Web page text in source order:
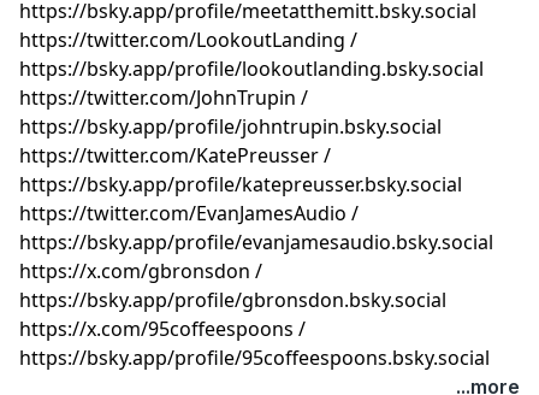
⁠⁠⁠⁠⁠⁠⁠⁠⁠⁠⁠⁠⁠⁠⁠⁠⁠⁠⁠⁠⁠⁠⁠⁠⁠⁠⁠⁠⁠⁠⁠⁠⁠⁠⁠⁠⁠⁠⁠⁠⁠⁠⁠⁠⁠⁠⁠⁠⁠⁠⁠⁠⁠⁠⁠⁠⁠⁠⁠⁠⁠⁠⁠⁠⁠⁠⁠⁠⁠⁠⁠⁠⁠⁠⁠⁠⁠⁠⁠⁠⁠⁠⁠⁠⁠⁠⁠⁠⁠⁠⁠⁠⁠⁠⁠⁠⁠⁠⁠⁠https://bsky.app/profile/meetatthemitt.bsky.social⁠⁠⁠⁠⁠⁠⁠⁠⁠⁠⁠⁠⁠⁠⁠⁠⁠⁠⁠⁠⁠⁠⁠⁠⁠⁠⁠⁠⁠⁠⁠⁠⁠⁠⁠⁠⁠⁠⁠⁠⁠⁠⁠⁠⁠⁠⁠⁠⁠⁠⁠⁠⁠⁠⁠⁠⁠⁠⁠⁠⁠⁠⁠⁠⁠⁠⁠⁠⁠⁠⁠⁠⁠⁠⁠⁠⁠⁠⁠⁠⁠⁠⁠⁠⁠⁠⁠⁠⁠⁠⁠⁠⁠⁠⁠⁠⁠⁠⁠⁠
⁠⁠⁠⁠⁠⁠⁠⁠⁠⁠⁠⁠⁠⁠⁠⁠⁠⁠⁠⁠⁠⁠⁠⁠⁠⁠⁠⁠⁠⁠⁠⁠⁠⁠⁠⁠⁠⁠⁠⁠⁠⁠⁠⁠⁠⁠⁠⁠⁠⁠⁠⁠⁠⁠⁠⁠⁠⁠⁠⁠⁠⁠⁠⁠⁠⁠⁠⁠⁠⁠⁠⁠⁠⁠⁠⁠⁠⁠⁠⁠⁠⁠⁠⁠⁠⁠⁠⁠⁠⁠⁠⁠⁠⁠⁠⁠⁠⁠⁠⁠https://twitter.com/LookoutLanding⁠⁠⁠⁠⁠⁠⁠⁠⁠⁠⁠⁠⁠⁠⁠⁠⁠⁠⁠⁠⁠⁠⁠⁠⁠⁠⁠⁠⁠⁠⁠⁠⁠⁠⁠⁠⁠⁠⁠⁠⁠⁠⁠⁠⁠⁠⁠⁠⁠⁠⁠⁠⁠⁠⁠⁠⁠⁠⁠⁠⁠⁠⁠⁠⁠⁠⁠⁠⁠⁠⁠⁠⁠⁠⁠⁠⁠⁠⁠⁠⁠⁠⁠⁠⁠⁠⁠⁠⁠⁠⁠⁠⁠⁠⁠⁠⁠⁠⁠⁠ /
⁠⁠⁠⁠⁠⁠⁠⁠⁠⁠⁠⁠⁠⁠⁠⁠⁠⁠⁠⁠⁠⁠⁠⁠⁠⁠⁠⁠⁠⁠⁠⁠⁠⁠⁠⁠⁠⁠⁠⁠⁠⁠⁠⁠⁠⁠⁠⁠⁠⁠⁠⁠⁠⁠⁠⁠⁠⁠⁠⁠⁠⁠⁠⁠⁠⁠⁠⁠⁠⁠⁠⁠⁠⁠⁠⁠⁠⁠⁠⁠⁠⁠⁠⁠⁠⁠⁠⁠⁠⁠⁠⁠⁠⁠⁠⁠⁠⁠⁠⁠https://bsky.app/profile/lookoutlanding.bsky.social⁠⁠⁠⁠⁠⁠⁠⁠⁠⁠⁠⁠⁠⁠⁠⁠⁠⁠⁠⁠⁠⁠⁠⁠⁠⁠⁠⁠⁠⁠⁠⁠⁠⁠⁠⁠⁠⁠⁠⁠⁠⁠⁠⁠⁠⁠⁠⁠⁠⁠⁠⁠⁠⁠⁠⁠⁠⁠⁠⁠⁠⁠⁠⁠⁠⁠⁠⁠⁠⁠⁠⁠⁠⁠⁠⁠⁠⁠⁠⁠⁠⁠⁠⁠⁠⁠⁠⁠⁠⁠⁠⁠⁠⁠⁠⁠⁠⁠⁠⁠
⁠⁠⁠⁠⁠⁠⁠⁠⁠⁠⁠⁠⁠⁠⁠⁠⁠⁠⁠⁠⁠⁠⁠⁠⁠⁠⁠⁠⁠⁠⁠⁠⁠⁠⁠⁠⁠⁠⁠⁠⁠⁠⁠⁠⁠⁠⁠⁠⁠⁠⁠⁠⁠⁠⁠⁠⁠⁠⁠⁠⁠⁠⁠⁠⁠⁠⁠⁠⁠⁠⁠⁠⁠⁠⁠⁠⁠⁠⁠⁠⁠⁠⁠⁠⁠⁠⁠⁠⁠⁠⁠⁠⁠⁠⁠⁠⁠⁠⁠⁠https://twitter.com/JohnTrupin⁠⁠⁠⁠⁠⁠⁠⁠⁠⁠⁠⁠⁠⁠⁠⁠⁠⁠⁠⁠⁠⁠⁠⁠⁠⁠⁠⁠⁠⁠⁠⁠⁠⁠⁠⁠⁠⁠⁠⁠⁠⁠⁠⁠⁠⁠⁠⁠⁠⁠⁠⁠⁠⁠⁠⁠⁠⁠⁠⁠⁠⁠⁠⁠⁠⁠⁠⁠⁠⁠⁠⁠⁠⁠⁠⁠⁠⁠⁠⁠⁠⁠⁠⁠⁠⁠⁠⁠⁠⁠⁠⁠⁠⁠⁠⁠⁠⁠⁠⁠ /
⁠⁠⁠⁠⁠⁠⁠⁠⁠⁠⁠⁠⁠⁠⁠⁠⁠⁠⁠⁠⁠⁠⁠⁠⁠⁠⁠⁠⁠⁠⁠⁠⁠⁠⁠⁠⁠⁠⁠⁠⁠⁠⁠⁠⁠⁠⁠⁠⁠⁠⁠⁠⁠⁠⁠⁠⁠⁠⁠⁠⁠⁠⁠⁠⁠⁠⁠⁠⁠⁠⁠⁠⁠⁠⁠⁠⁠⁠⁠⁠⁠⁠⁠⁠⁠⁠⁠⁠⁠⁠⁠⁠⁠⁠⁠⁠⁠⁠⁠⁠https://bsky.app/profile/johntrupin.bsky.social⁠⁠⁠⁠⁠⁠⁠⁠⁠⁠⁠⁠⁠⁠⁠⁠⁠⁠⁠⁠⁠⁠⁠⁠⁠⁠⁠⁠⁠⁠⁠⁠⁠⁠⁠⁠⁠⁠⁠⁠⁠⁠⁠⁠⁠⁠⁠⁠⁠⁠⁠⁠⁠⁠⁠⁠⁠⁠⁠⁠⁠⁠⁠⁠⁠⁠⁠⁠⁠⁠⁠⁠⁠⁠⁠⁠⁠⁠⁠⁠⁠⁠⁠⁠⁠⁠⁠⁠⁠⁠⁠⁠⁠⁠⁠⁠⁠⁠⁠⁠
⁠⁠⁠⁠⁠⁠⁠⁠⁠⁠⁠⁠⁠⁠⁠⁠⁠⁠⁠⁠⁠⁠⁠⁠⁠⁠⁠⁠⁠⁠⁠⁠⁠⁠⁠⁠⁠⁠⁠⁠⁠⁠⁠⁠⁠⁠⁠⁠⁠⁠⁠⁠⁠⁠⁠⁠⁠⁠⁠⁠⁠⁠⁠⁠⁠⁠⁠⁠⁠⁠⁠⁠⁠⁠⁠⁠⁠⁠⁠⁠⁠⁠⁠⁠⁠⁠⁠⁠⁠⁠⁠⁠⁠⁠⁠⁠⁠⁠⁠⁠https://twitter.com/KatePreusser⁠⁠⁠⁠⁠⁠⁠⁠⁠⁠⁠⁠⁠⁠⁠⁠⁠⁠⁠⁠⁠⁠⁠⁠⁠⁠⁠⁠⁠⁠⁠⁠⁠⁠⁠⁠⁠⁠⁠⁠⁠⁠⁠⁠⁠⁠⁠⁠⁠⁠⁠⁠⁠⁠⁠⁠⁠⁠⁠⁠⁠⁠⁠⁠⁠⁠⁠⁠⁠⁠⁠⁠⁠⁠⁠⁠⁠⁠⁠⁠⁠⁠⁠⁠⁠⁠⁠⁠⁠⁠⁠⁠⁠⁠⁠⁠⁠⁠⁠⁠/
⁠⁠⁠⁠⁠⁠⁠⁠⁠⁠⁠⁠⁠⁠⁠⁠⁠⁠⁠⁠⁠⁠⁠⁠⁠⁠⁠⁠⁠⁠⁠⁠⁠⁠⁠⁠⁠⁠⁠⁠⁠⁠⁠⁠⁠⁠⁠⁠⁠⁠⁠⁠⁠⁠⁠⁠⁠⁠⁠⁠⁠⁠⁠⁠⁠⁠⁠⁠⁠⁠⁠⁠⁠⁠⁠⁠⁠⁠⁠⁠⁠⁠⁠⁠⁠⁠⁠⁠⁠⁠⁠⁠⁠⁠⁠⁠⁠⁠⁠⁠https://bsky.app/profile/katepreusser.bsky.social⁠⁠⁠⁠⁠⁠⁠⁠⁠⁠⁠⁠⁠⁠⁠⁠⁠⁠⁠⁠⁠⁠⁠⁠⁠⁠⁠⁠⁠⁠⁠⁠⁠⁠⁠⁠⁠⁠⁠⁠⁠⁠⁠⁠⁠⁠⁠⁠⁠⁠⁠⁠⁠⁠⁠⁠⁠⁠⁠⁠⁠⁠⁠⁠⁠⁠⁠⁠⁠⁠⁠⁠⁠⁠⁠⁠⁠⁠⁠⁠⁠⁠⁠⁠⁠⁠⁠⁠⁠⁠⁠⁠⁠⁠⁠⁠⁠⁠⁠⁠
⁠⁠⁠⁠⁠⁠⁠⁠⁠⁠⁠⁠⁠⁠⁠⁠⁠⁠⁠⁠⁠⁠⁠⁠⁠⁠⁠⁠⁠⁠⁠⁠⁠⁠⁠⁠⁠⁠⁠⁠⁠⁠⁠⁠⁠⁠⁠⁠⁠⁠⁠⁠⁠⁠⁠⁠⁠⁠⁠⁠⁠⁠⁠⁠⁠⁠⁠⁠⁠⁠⁠⁠⁠⁠⁠⁠⁠⁠⁠⁠⁠⁠⁠⁠⁠⁠⁠⁠⁠⁠⁠⁠⁠⁠⁠⁠⁠⁠⁠⁠https://twitter.com/EvanJamesAudio⁠⁠⁠⁠⁠⁠⁠⁠⁠⁠⁠⁠⁠⁠⁠⁠⁠⁠⁠⁠⁠⁠⁠⁠⁠⁠⁠⁠⁠⁠⁠⁠⁠⁠⁠⁠⁠⁠⁠⁠⁠⁠⁠⁠⁠⁠⁠⁠⁠⁠⁠⁠⁠⁠⁠⁠⁠⁠⁠⁠⁠⁠⁠⁠⁠⁠⁠⁠⁠⁠⁠⁠⁠⁠⁠⁠⁠⁠⁠⁠⁠⁠⁠⁠⁠⁠⁠⁠⁠⁠⁠⁠⁠⁠⁠⁠⁠⁠⁠⁠ /
⁠⁠⁠⁠⁠⁠⁠⁠⁠⁠⁠⁠⁠⁠⁠⁠⁠⁠⁠⁠⁠⁠⁠⁠⁠⁠⁠⁠⁠⁠⁠⁠⁠⁠⁠⁠⁠⁠⁠⁠⁠⁠⁠⁠⁠⁠⁠⁠⁠⁠⁠⁠⁠⁠⁠⁠⁠⁠⁠⁠⁠⁠⁠⁠⁠⁠⁠⁠⁠⁠⁠⁠⁠⁠⁠⁠⁠⁠⁠⁠⁠⁠⁠⁠⁠⁠⁠⁠⁠⁠⁠⁠⁠⁠⁠⁠⁠⁠⁠⁠https://bsky.app/profile/evanjamesaudio.bsky.social⁠⁠⁠⁠⁠⁠⁠⁠⁠⁠⁠⁠⁠⁠⁠⁠⁠⁠⁠⁠⁠⁠⁠⁠⁠⁠⁠⁠⁠⁠⁠⁠⁠⁠⁠⁠⁠⁠⁠⁠⁠⁠⁠⁠⁠⁠⁠⁠⁠⁠⁠⁠⁠⁠⁠⁠⁠⁠⁠⁠⁠⁠⁠⁠⁠⁠⁠⁠⁠⁠⁠⁠⁠⁠⁠⁠⁠⁠⁠⁠⁠⁠⁠⁠⁠⁠⁠⁠⁠⁠⁠⁠⁠⁠⁠⁠⁠⁠⁠⁠
⁠⁠⁠⁠⁠⁠⁠⁠⁠⁠⁠⁠⁠⁠⁠⁠⁠⁠⁠⁠⁠⁠⁠⁠⁠⁠⁠⁠⁠⁠⁠⁠⁠⁠⁠⁠⁠⁠⁠⁠⁠⁠⁠⁠⁠⁠⁠⁠⁠⁠⁠⁠⁠⁠⁠⁠⁠⁠⁠⁠⁠⁠⁠⁠⁠⁠⁠⁠⁠⁠⁠⁠⁠⁠⁠⁠⁠⁠⁠⁠⁠⁠⁠⁠⁠⁠⁠⁠⁠⁠⁠⁠⁠⁠⁠⁠⁠⁠⁠⁠https://x.com/gbronsdon⁠⁠⁠⁠⁠⁠⁠⁠⁠⁠⁠⁠⁠⁠⁠⁠⁠⁠⁠⁠⁠⁠⁠⁠⁠⁠⁠⁠⁠⁠⁠⁠⁠⁠⁠⁠⁠⁠⁠⁠⁠⁠⁠⁠⁠⁠⁠⁠⁠⁠⁠⁠⁠⁠⁠⁠⁠⁠⁠⁠⁠⁠⁠⁠⁠⁠⁠⁠⁠⁠⁠⁠⁠⁠⁠⁠⁠⁠⁠⁠⁠⁠⁠⁠⁠⁠⁠⁠⁠⁠⁠⁠⁠⁠⁠⁠⁠⁠⁠⁠ /
⁠⁠⁠⁠⁠⁠⁠⁠⁠⁠⁠⁠⁠⁠⁠⁠⁠⁠⁠⁠⁠⁠⁠⁠⁠⁠⁠⁠⁠⁠⁠⁠⁠⁠⁠⁠⁠⁠⁠⁠⁠⁠⁠⁠⁠⁠⁠⁠⁠⁠⁠⁠⁠⁠⁠⁠⁠⁠⁠⁠⁠⁠⁠⁠⁠⁠⁠⁠⁠⁠⁠⁠⁠⁠⁠⁠⁠⁠⁠⁠⁠⁠⁠⁠⁠⁠⁠⁠⁠⁠⁠⁠⁠⁠⁠⁠⁠⁠⁠⁠https://bsky.app/profile/gbronsdon.bsky.social⁠⁠⁠⁠⁠⁠⁠⁠⁠⁠⁠⁠⁠⁠⁠⁠⁠⁠⁠⁠⁠⁠⁠⁠⁠⁠⁠⁠⁠⁠⁠⁠⁠⁠⁠⁠⁠⁠⁠⁠⁠⁠⁠⁠⁠⁠⁠⁠⁠⁠⁠⁠⁠⁠⁠⁠⁠⁠⁠⁠⁠⁠⁠⁠⁠⁠⁠⁠⁠⁠⁠⁠⁠⁠⁠⁠⁠⁠⁠⁠⁠⁠⁠⁠⁠⁠⁠⁠⁠⁠⁠⁠⁠⁠⁠⁠⁠⁠⁠⁠
⁠⁠⁠⁠⁠⁠⁠⁠⁠⁠⁠⁠⁠⁠⁠⁠⁠⁠⁠⁠⁠⁠⁠⁠⁠⁠⁠⁠⁠⁠⁠⁠⁠⁠⁠⁠⁠⁠⁠⁠⁠⁠⁠⁠⁠⁠⁠⁠⁠⁠⁠⁠⁠⁠⁠⁠⁠⁠⁠⁠⁠⁠⁠⁠⁠⁠⁠⁠⁠⁠⁠⁠⁠⁠⁠⁠⁠⁠⁠⁠⁠⁠⁠⁠⁠⁠⁠⁠⁠⁠⁠⁠⁠⁠⁠⁠⁠⁠⁠⁠https://x.com/95coffeespoons⁠⁠⁠⁠⁠⁠⁠⁠⁠⁠⁠⁠⁠⁠⁠⁠⁠⁠⁠⁠⁠⁠⁠⁠⁠⁠⁠⁠⁠⁠⁠⁠⁠⁠⁠⁠⁠⁠⁠⁠⁠⁠⁠⁠⁠⁠⁠⁠⁠⁠⁠⁠⁠⁠⁠⁠⁠⁠⁠⁠⁠⁠⁠⁠⁠⁠⁠⁠⁠⁠⁠⁠⁠⁠⁠⁠⁠⁠⁠⁠⁠⁠⁠⁠⁠⁠⁠⁠⁠⁠⁠⁠⁠⁠⁠⁠⁠⁠⁠⁠ /
⁠⁠⁠⁠⁠⁠⁠⁠⁠⁠⁠⁠⁠⁠⁠⁠⁠⁠⁠⁠⁠⁠⁠⁠⁠⁠⁠⁠⁠⁠⁠⁠⁠⁠⁠⁠⁠⁠⁠⁠⁠⁠⁠⁠⁠⁠⁠⁠⁠⁠⁠⁠⁠⁠⁠⁠⁠⁠⁠⁠⁠⁠⁠⁠⁠⁠⁠⁠⁠⁠⁠⁠⁠⁠⁠⁠⁠⁠⁠⁠⁠⁠⁠⁠⁠⁠⁠⁠⁠⁠⁠⁠⁠⁠⁠⁠⁠⁠⁠⁠https://bsky.app/profile/95coffeespoons.bsky.social⁠⁠⁠⁠⁠⁠⁠⁠⁠⁠⁠⁠⁠⁠⁠⁠⁠⁠⁠⁠⁠⁠⁠⁠⁠⁠⁠⁠⁠⁠⁠⁠⁠⁠⁠⁠⁠⁠⁠⁠⁠⁠⁠⁠⁠⁠⁠⁠⁠⁠⁠
...more